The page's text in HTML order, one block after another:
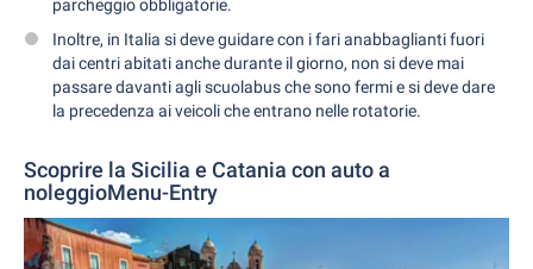
parcheggio obbligatorie.
Inoltre, in Italia si deve guidare con i fari anabbaglianti fuori
dai centri abitati anche durante il giorno, non si deve mai
passare davanti agli scuolabus che sono fermi e si deve dare
la precedenza ai veicoli che entrano nelle rotatorie.
Scoprire la Sicilia e Catania con auto a
noleggioMenu-Entry